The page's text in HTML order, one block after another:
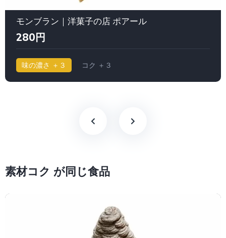
モンブラン｜洋菓子の店 ポアール
280円
味の濃さ ＋３ コク ＋３
素材コク が同じ食品